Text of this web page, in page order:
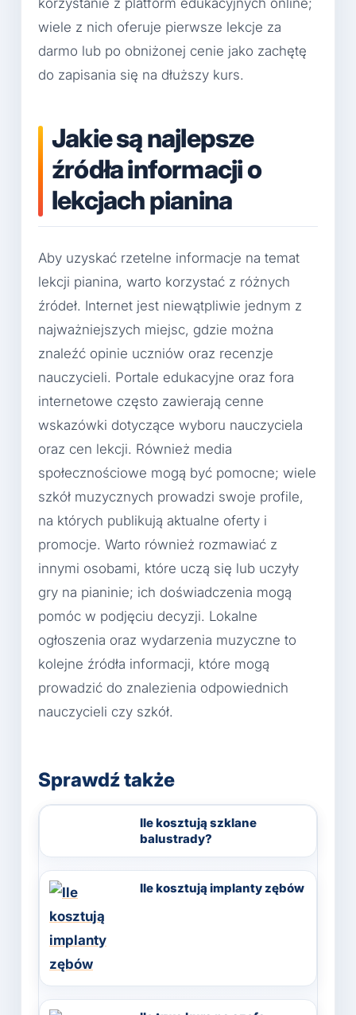
korzystanie z platform edukacyjnych online;
wiele z nich oferuje pierwsze lekcje za
darmo lub po obniżonej cenie jako zachętę
do zapisania się na dłuższy kurs.
Jakie są najlepsze
źródła informacji o
lekcjach pianina
Aby uzyskać rzetelne informacje na temat
lekcji pianina, warto korzystać z różnych
źródeł. Internet jest niewątpliwie jednym z
najważniejszych miejsc, gdzie można
znaleźć opinie uczniów oraz recenzje
nauczycieli. Portale edukacyjne oraz fora
internetowe często zawierają cenne
wskazówki dotyczące wyboru nauczyciela
oraz cen lekcji. Również media
społecznościowe mogą być pomocne; wiele
szkół muzycznych prowadzi swoje profile,
na których publikują aktualne oferty i
promocje. Warto również rozmawiać z
innymi osobami, które uczą się lub uczyły
gry na pianinie; ich doświadczenia mogą
pomóc w podjęciu decyzji. Lokalne
ogłoszenia oraz wydarzenia muzyczne to
kolejne źródła informacji, które mogą
prowadzić do znalezienia odpowiednich
nauczycieli czy szkół.
Sprawdź także
Ile kosztują szklane
balustrady?
Ile kosztują implanty zębów